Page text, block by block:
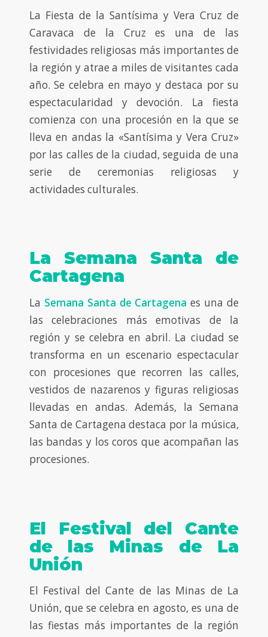
La Fiesta de la Santísima y Vera Cruz de
Caravaca de la Cruz es una de las
festividades religiosas más importantes de
la región y atrae a miles de visitantes cada
año. Se celebra en mayo y destaca por su
espectacularidad y devoción. La fiesta
comienza con una procesión en la que se
lleva en andas la «Santísima y Vera Cruz»
por las calles de la ciudad, seguida de una
serie de ceremonias religiosas y
actividades culturales.
La Semana Santa de
Cartagena
La Semana Santa de Cartagena es una de
las celebraciones más emotivas de la
región y se celebra en abril. La ciudad se
transforma en un escenario espectacular
con procesiones que recorren las calles,
vestidos de nazarenos y figuras religiosas
llevadas en andas. Además, la Semana
Santa de Cartagena destaca por la música,
las bandas y los coros que acompañan las
procesiones.
El Festival del Cante
de las Minas de La
Unión
El Festival del Cante de las Minas de La
Unión, que se celebra en agosto, es una de
las fiestas más importantes de la región